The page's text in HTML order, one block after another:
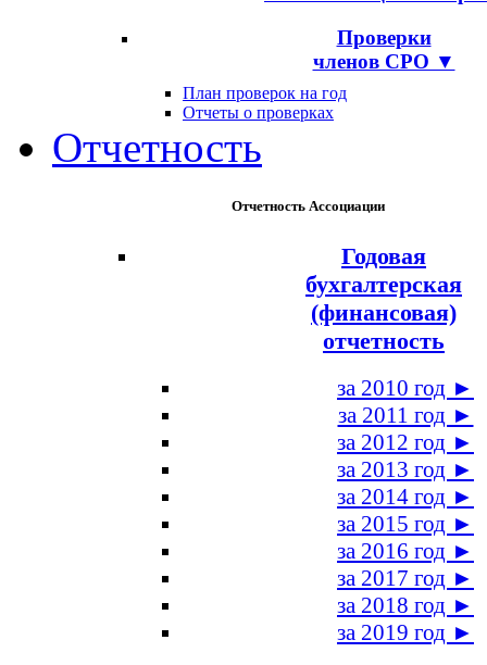
Проверки
членов СРО ▼
План проверок на год
Отчеты о проверках
Отчетность
Отчетность Ассоциации
Годовая
бухгалтерская
(финансовая)
отчетность
за 2010 год ►
за 2011 год ►
за 2012 год ►
за 2013 год ►
за 2014 год ►
за 2015 год ►
за 2016 год ►
за 2017 год ►
за 2018 год ►
за 2019 год ►